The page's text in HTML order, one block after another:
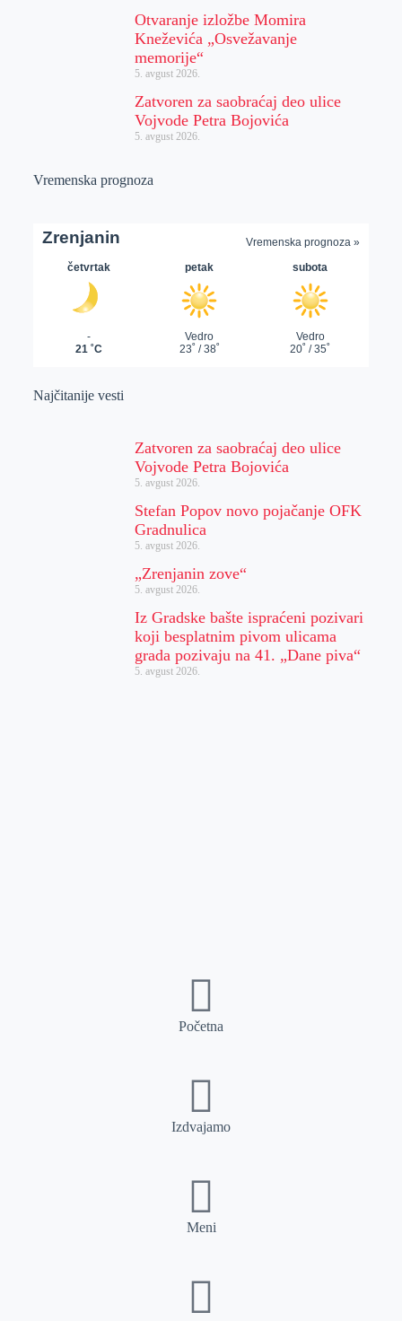
Otvaranje izložbe Momira
Kneževića „Osvežavanje
memorije“
5. avgust 2026.
Zatvoren za saobraćaj deo ulice
Vojvode Petra Bojovića
5. avgust 2026.
Vremenska prognoza
Najčitanije vesti
Zatvoren za saobraćaj deo ulice
Vojvode Petra Bojovića
5. avgust 2026.
Stefan Popov novo pojačanje OFK
Gradnulica
5. avgust 2026.
„Zrenjanin zove“
5. avgust 2026.
Iz Gradske bašte ispraćeni pozivari
koji besplatnim pivom ulicama
grada pozivaju na 41. „Dane piva“
5. avgust 2026.
Početna
Izdvajamo
Meni